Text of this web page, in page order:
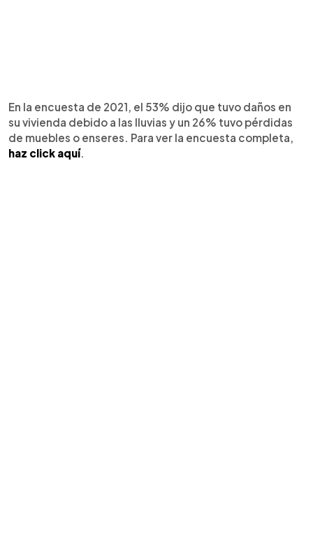
En la encuesta de 2021, el 53% dijo que tuvo daños en
su vivienda debido a las lluvias y un 26% tuvo pérdidas
de muebles o enseres. Para ver la encuesta completa,
haz click aquí.